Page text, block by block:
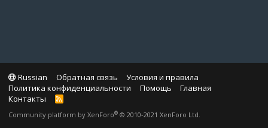
Russian Обратная связь
Условия и правила
Политика конфиденциальности
Помощь
Главная
Контакты
R
S
Community platform by XenForo® © 2010-2021 XenForo Ltd.